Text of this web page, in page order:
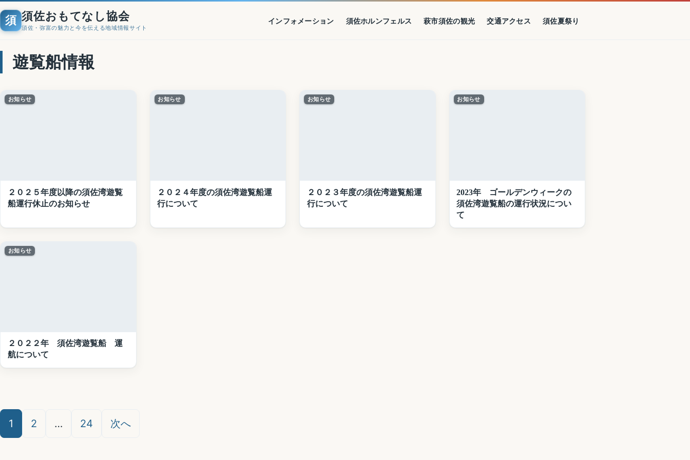
須 須佐おもてなし協会
須佐・弥富の魅力と今を伝える地域情報サイト
インフォメーション 須佐ホルンフェルス 萩市須佐の観光 交通アクセス 須佐夏祭り
遊覧船情報
お知らせ
２０２５年度以降の須佐湾遊覧
船運行休止のお知らせ
お知らせ
２０２４年度の須佐湾遊覧船運
行について
お知らせ
２０２３年度の須佐湾遊覧船運
行について
お知らせ
2023年 ゴールデンウィークの
須佐湾遊覧船の運行状況につい
て
お知らせ
２０２２年 須佐湾遊覧船 運
航について
投
稿
1 2 … 24 次へ